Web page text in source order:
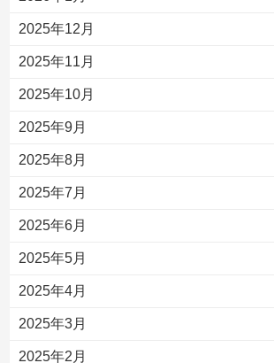
2025年12月
2025年11月
2025年10月
2025年9月
2025年8月
2025年7月
2025年6月
2025年5月
2025年4月
2025年3月
2025年2月